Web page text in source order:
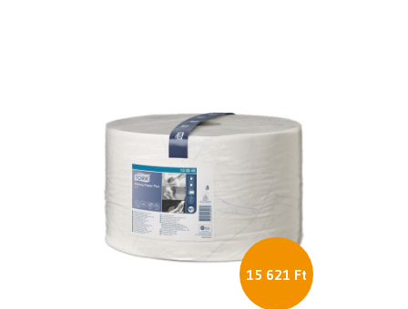
15 621 Ft